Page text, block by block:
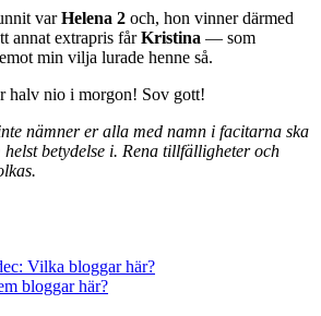
varHelena 2 och, hon vinner därmed
annat extrapris fårKristina — som
min vilja lurade henne så.
halv nio i morgon! Sov gott!
nämner er alla med namn i facitarna ska
betydelse i. Rena tillfälligheter och
Vilka bloggar här?
bloggar här?